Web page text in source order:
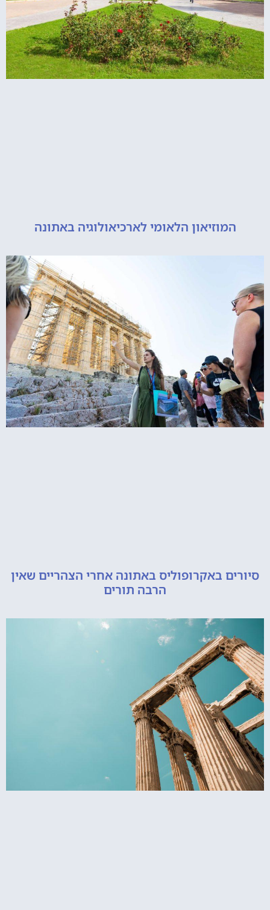
הלאומי לארכיאולוגיה באתונה
באקרופוליס באתונה אחרי הצהריים שאין
הרבה תורים